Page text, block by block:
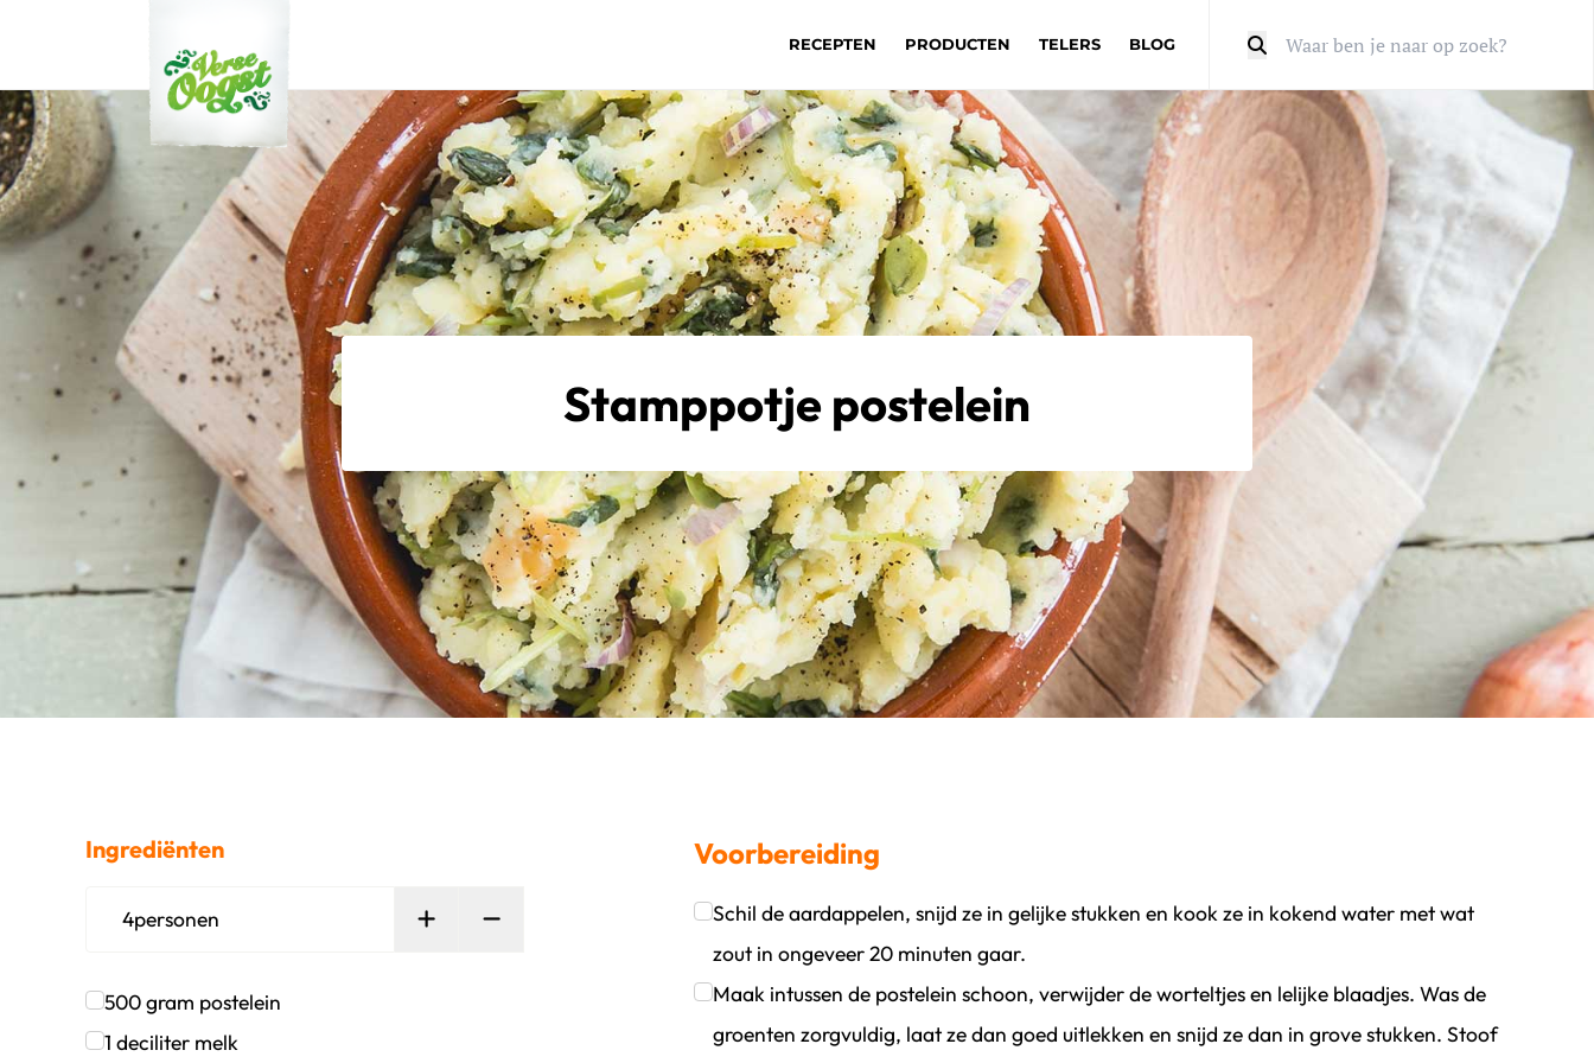
Verse Oogst
RECEPTEN PRODUCTEN TELERS BLOG
Stamppotje postelein
Ingrediënten
4personen Persoon toevoegen
Verwijder persoon
500gram postelein
Klik om dit selectievakje aan te vinken
1 deciliter melk
Voorbereiding
Schil de aardappelen, snijd ze in gelijke stukken en kook ze in kokend water met wat
zout in ongeveer 20 minuten gaar.
Klik om dit selectievakje aan te vinken
Maak intussen de postelein schoon, verwijder de worteltjes en lelijke blaadjes. Was de
groenten zorgvuldig, laat ze dan goed uitlekken en snijd ze dan in grove stukken. Stoof